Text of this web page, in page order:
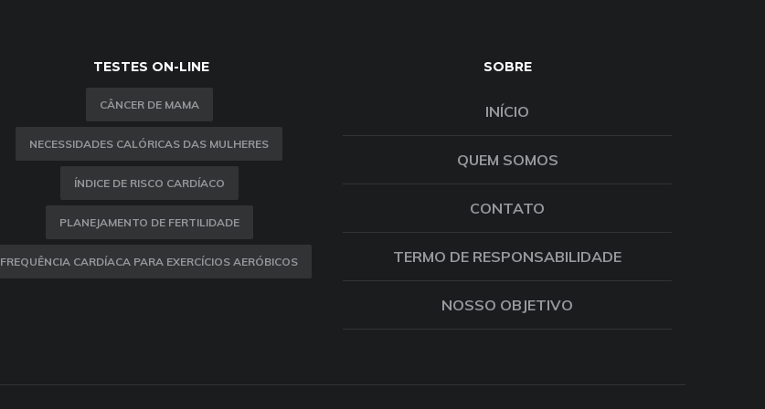
TESTES ON-LINE
CÂNCER DE MAMA
NECESSIDADES CALÓRICAS DAS MULHERES
ÍNDICE DE RISCO CARDÍACO
PLANEJAMENTO DE FERTILIDADE
FREQUÊNCIA CARDÍACA PARA EXERCÍCIOS AERÓBICOS
SOBRE
INÍCIO
QUEM SOMOS
CONTATO
TERMO DE RESPONSABILIDADE
NOSSO OBJETIVO